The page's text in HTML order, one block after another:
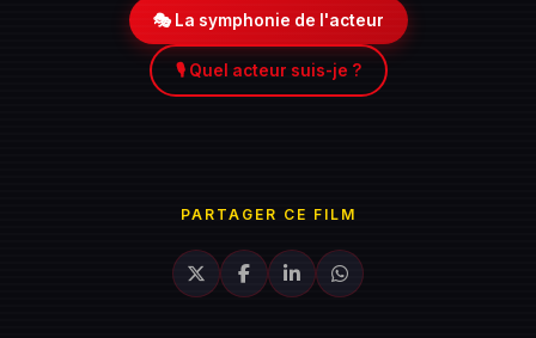
🎭 La symphonie de l'acteur
🎙️ Quel acteur suis-je ?
PARTAGER CE FILM